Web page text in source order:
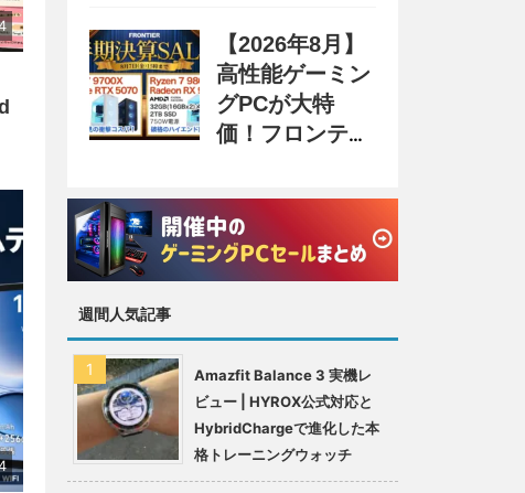
31日まで
【2026年8月】
高性能ゲーミン
グPCが大特
価！フロンティ
SALE』開催、
セール情報まと
め
週間人気記事
Amazfit Balance 3 実機レ
ビュー | HYROX公式対応と
HybridChargeで進化した本
格トレーニングウォッチ